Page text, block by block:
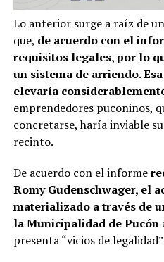
Lo anterior surge a raíz de
que, de acuerdo con el
requisitos legales, por lo
un sistema de arriendo.
elevaría
emprendedores puconinos,
concretarse, haría inviable
recinto.
De acuerdo con el informe
Romy Gudenschwager, el
materializado a través de
la Municipalidad de Pucón
presenta “vicios de